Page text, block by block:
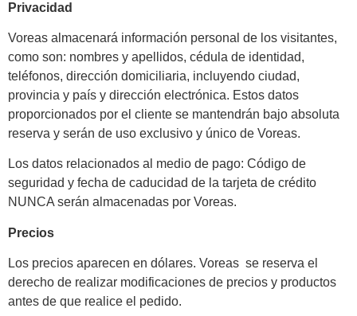
Privacidad
Voreas almacenará información personal de los visitantes,
como son: nombres y apellidos, cédula de identidad,
teléfonos, dirección domiciliaria, incluyendo ciudad,
provincia y país y dirección electrónica. Estos datos
proporcionados por el cliente se mantendrán bajo absoluta
reserva y serán de uso exclusivo y único de Voreas.
Los datos relacionados al medio de pago: Código de
seguridad y fecha de caducidad de la tarjeta de crédito
NUNCA serán almacenadas por Voreas.
Precios
Los precios aparecen en dólares. Voreas se reserva el
derecho de realizar modificaciones de precios y productos
antes de que realice el pedido.